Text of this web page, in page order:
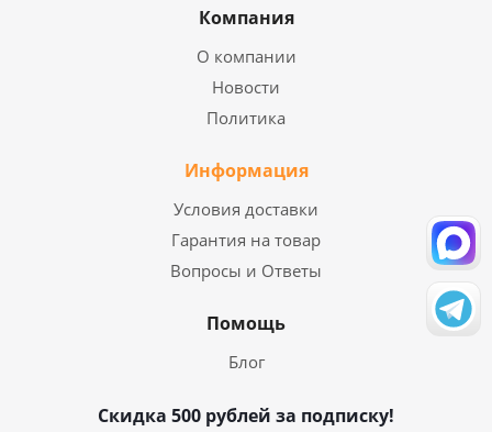
Компания
О компании
Новости
Политика
Информация
Условия доставки
Гарантия на товар
Вопросы и Ответы
Помощь
Блог
Скидка 500 рублей за подписку!